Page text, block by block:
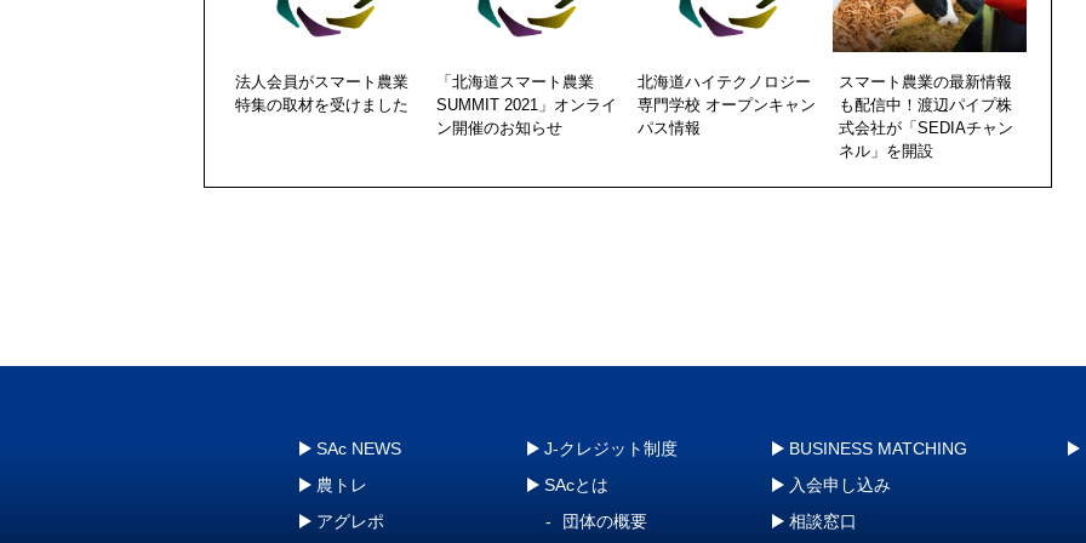
法人会員がスマート農業
特集の取材を受けました
「北海道スマート農業
SUMMIT 2021」オンライ
ン開催のお知らせ
北海道ハイテクノロジー
専門学校 オープンキャン
パス情報
スマート農業の最新情報
も配信中！渡辺パイプ株
式会社が「SEDIAチャン
ネル」を開設
SAc NEWS
農トレ
アグレポ
J-クレジット制度
SAcとは
団体の概要
BUSINESS MATCHING
入会申し込み
相談窓口